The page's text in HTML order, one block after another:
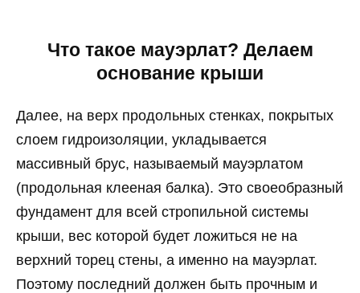
Что такое мауэрлат? Делаем
основание крыши
Далее, на верх продольных стенках, покрытых
слоем гидроизоляции, укладывается
массивный брус, называемый мауэрлатом
(продольная клееная балка). Это своеобразный
фундамент для всей стропильной системы
крыши, вес которой будет ложиться не на
верхний торец стены, а именно на мауэрлат.
Поэтому последний должен быть прочным и